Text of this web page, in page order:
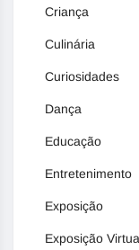
Criança
Culinária
Curiosidades
Dança
Educação
Entretenimento
Exposição
Exposição